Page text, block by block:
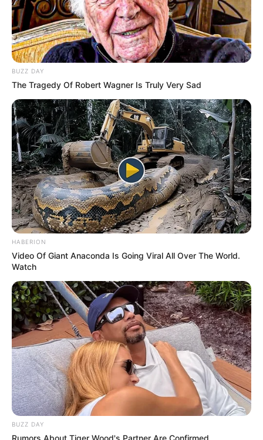
BUZZ DAY
The Tragedy Of Robert Wagner Is Truly Very Sad
HABERION
Video Of Giant Anaconda Is Going Viral All Over The World.
Watch
BUZZ DAY
Rumors About Tiger Wood's Partner Are Confirmed